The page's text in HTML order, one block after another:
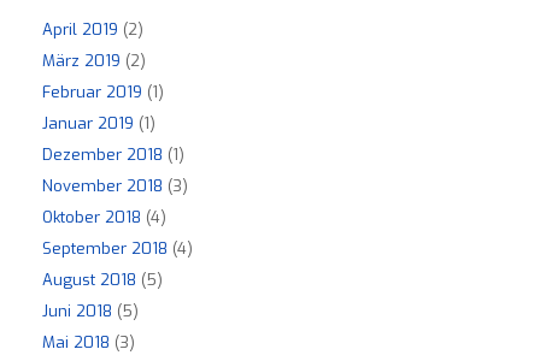
April 2019 (2)
März 2019 (2)
Februar 2019 (1)
Januar 2019 (1)
Dezember 2018 (1)
November 2018 (3)
Oktober 2018 (4)
September 2018 (4)
August 2018 (5)
Juni 2018 (5)
Mai 2018 (3)